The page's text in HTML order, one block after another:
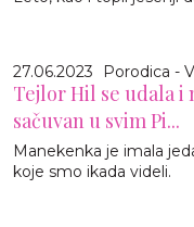
27.06.2023 Porodica -
Tejlor Hil se udala
sačuvan u svim Pi...
Manekenka je imala
koje smo ikada videli.